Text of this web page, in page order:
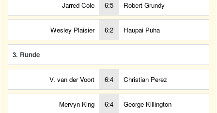
Jarred Cole 6:5 Robert Grundy
Wesley Plaisier 6:2 Haupai Puha
3. Runde
V. van der Voort 6:4 Christian Perez
Mervyn King 6:4 George Killington